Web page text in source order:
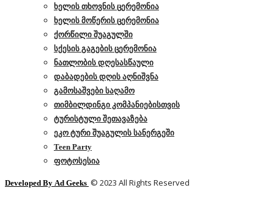
ხელის თხოვნის ცერემონია
ხელის მოწერის ცერემონია
ქორწილი შუაგულში
სქესის გაგების ცერემონია
ნათლობის დღესასწაული
დაბადების დღის აღნიშვნა
გამოსაშვები საღამო
თიმბილდინგი კომპანიებისთვის
ტურისტული შეთავაზება
ეკო ტური შუაგულის სანერგეში
Teen Party
ფოტოსესია
Developed By Ad Geeks © 2023 All Rights Reserved